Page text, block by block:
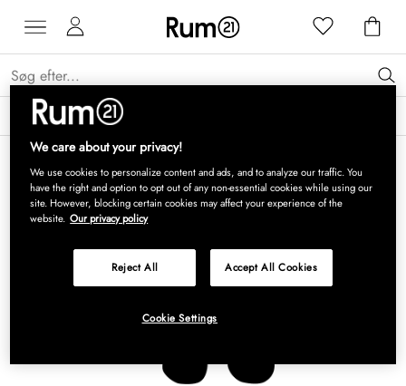
Få 15 % på Grythyttan Stålmöbler* →
We care about your privacy!
We use cookies to personalize content and ads, and to analyze our traffic. You
have the right and option to opt out of any non-essential cookies while using our
site. However, blocking certain cookies may affect your experience of the
website. Our privacy policy
Reject All Accept All Cookies
Cookie Settings